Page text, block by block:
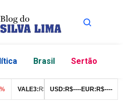
Brasil Sertão
VALE3:R$76,99▼ 2,49% ITUB4:R$
USD: R$----EUR: R$----